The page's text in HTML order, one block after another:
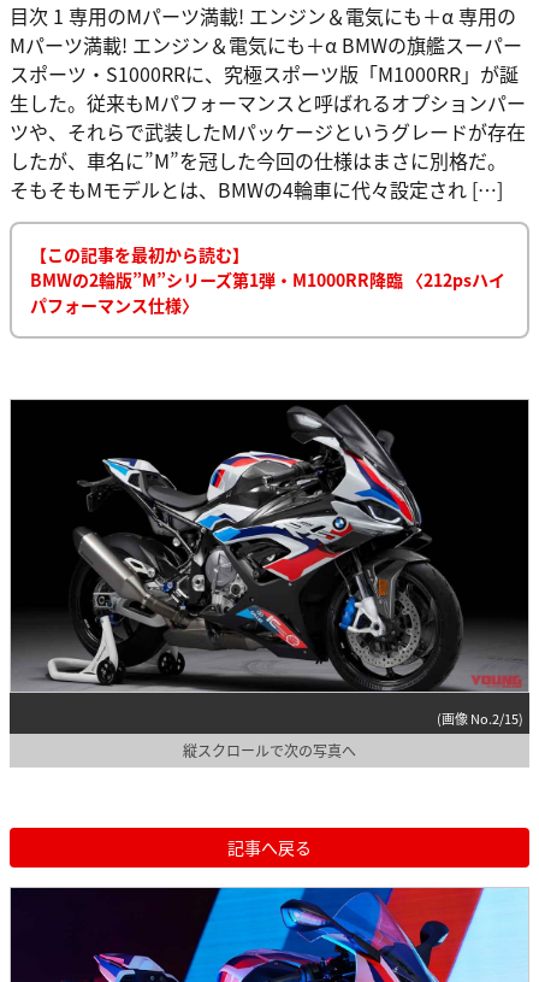
目次 1 専用のMパーツ満載! エンジン＆電気にも＋α 専用の
Mパーツ満載! エンジン＆電気にも＋α BMWの旗艦スーパー
スポーツ・S1000RRに、究極スポーツ版「M1000RR」が誕
生した。従来もMパフォーマンスと呼ばれるオプションパー
ツや、それらで武装したMパッケージというグレードが存在
したが、車名に”M”を冠した今回の仕様はまさに別格だ。
そもそもMモデルとは、BMWの4輪車に代々設定され […]
【この記事を最初から読む】
BMWの2輪版”M”シリーズ第1弾・M1000RR降臨 〈212psハイ
パフォーマンス仕様〉
(画像 No.2/15)
縦スクロールで次の写真へ
記事へ戻る